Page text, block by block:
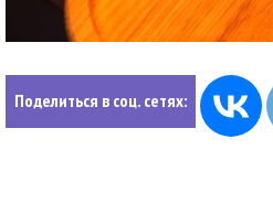
Поделиться в соц. сетях: